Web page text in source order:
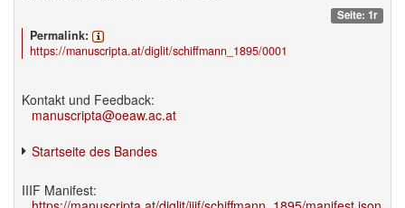
Seite: 1r
Permalink:
https://manuscripta.at/diglit/schiffmann_1895/0001
Kontakt und Feedback:
manuscripta@oeaw.ac.at
Startseite des Bandes
IIIF Manifest: